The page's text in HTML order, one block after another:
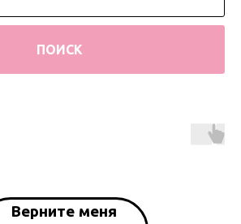
ПОИСК
Верните меня